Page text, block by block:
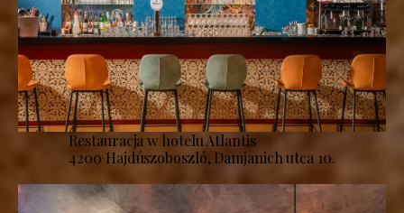
Restauracja w hotelu Atlantis
4200 Hajdúszoboszló, Damjanich utca 10.